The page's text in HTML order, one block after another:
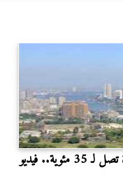
فيديو